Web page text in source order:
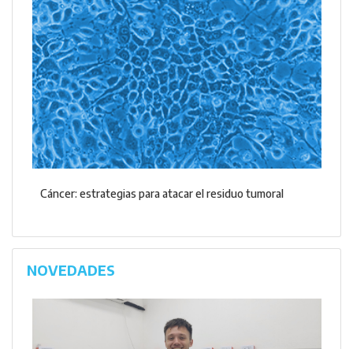
Cáncer: estrategias para atacar el residuo tumoral
NOVEDADES